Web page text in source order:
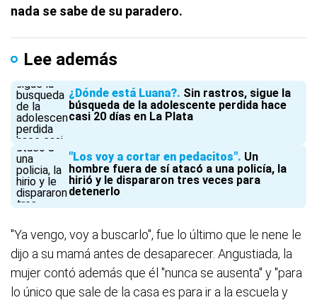
nada se sabe de su paradero.
Lee además
¿Dónde está Luana? Sin rastros, sigue la
búsqueda de la adolescente perdida hace
casi 20 días en La Plata
"Los voy a cortar en pedacitos" Un
hombre fuera de sí atacó a una policía, la
hirió y le dispararon tres veces para
detenerlo
"Ya vengo, voy a buscarlo", fue lo último que le nene le
dijo a su mamá antes de desaparecer. Angustiada, la
mujer contó además que él "nunca se ausenta" y "para
lo único que sale de la casa es para ir a la escuela y